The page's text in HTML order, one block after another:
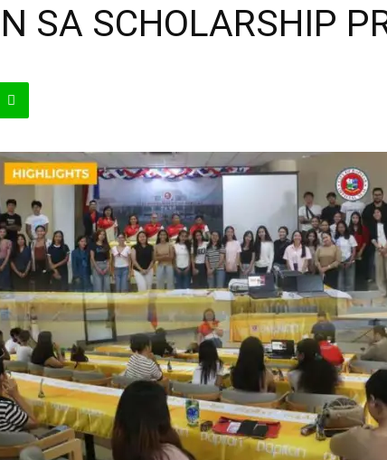
SA SCHOLARSHIP